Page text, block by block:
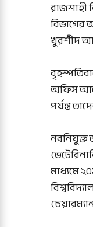
রাজশাহী
বিভাগের
খুরশীদ
অফিস
পর্যন্ত
নবনিযুক্ত
মাধ্যমে